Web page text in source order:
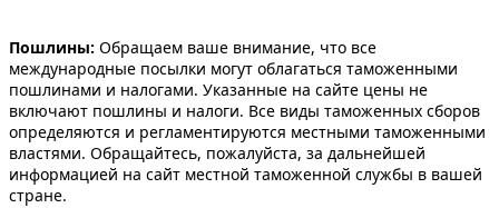
Пошлины: Обращаем ваше внимание, что все
международные посылки могут облагаться таможенными
пошлинами и налогами. Указанные на сайте цены не
включают пошлины и налоги. Все виды таможенных сборов
определяются и регламентируются местными таможенными
властями. Обращайтесь, пожалуйста, за дальнейшей
информацией на сайт местной таможенной службы в вашей
стране.